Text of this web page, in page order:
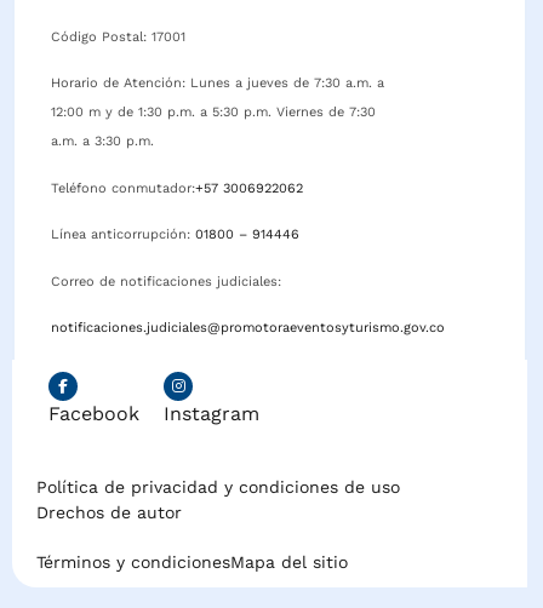
Código Postal: 17001
Horario de Atención: Lunes a jueves de 7:30 a.m. a
12:00 m y de 1:30 p.m. a 5:30 p.m. Viernes de 7:30
a.m. a 3:30 p.m.
Teléfono conmutador:+57 3006922062
Línea anticorrupción: 01800 – 914446
Correo de notificaciones judiciales:
notificaciones.judiciales@promotoraeventosyturismo.gov.co
Facebook Instagram
Política de privacidad y condiciones de uso
Drechos de autor
Términos y condicionesMapa del sitio